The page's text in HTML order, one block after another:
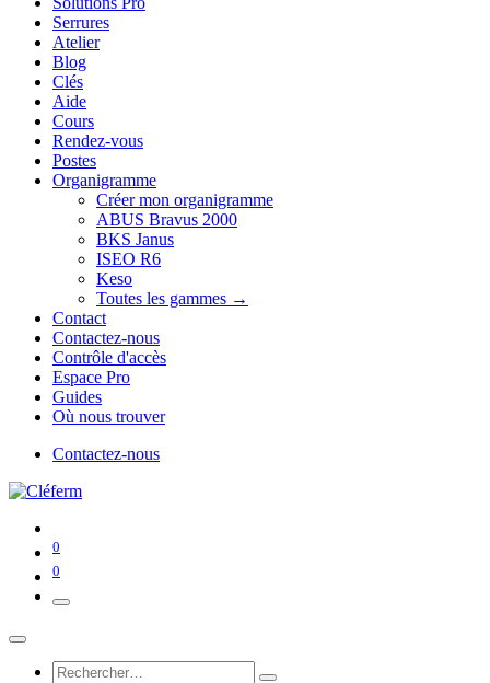
Serrures
Atelier
Blog
Clés
Aide
Cours
Rendez-vous
Postes
Organigramme
Créer mon organigramme
ABUS Bravus 2000
BKS Janus
ISEO R6
Keso
Toutes les gammes →
Contact
Contactez-nous
Contrôle d'accès
Espace Pro
Guides
Où nous trouver
Contactez-nous
0
0